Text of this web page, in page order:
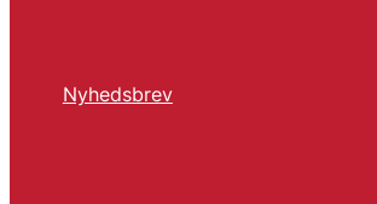
Nyhedsbrev